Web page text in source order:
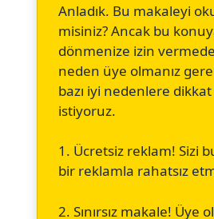
Anladık. Bu makaleyi
misiniz? Ancak bu
dönmenize izin
neden üye olmanız
bazı iyi nedenlere
istiyoruz.
1. Ücretsiz reklam! Sizi
bir reklamla rahatsız
2. Sınırsız makale! Üye